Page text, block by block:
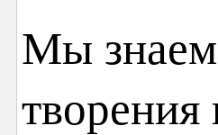
Мы знаем
творения